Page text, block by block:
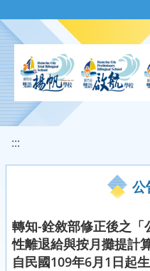
:::
公
轉知-銓敘部修正後之「
性離退給與按月攤提計
自民國109年6月1日起